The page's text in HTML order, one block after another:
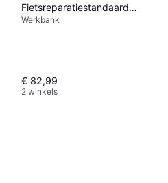
Fietsreparatiestandaard
Inklapbaar Staal Rood
Werkbank
€ 82,99
2 winkels